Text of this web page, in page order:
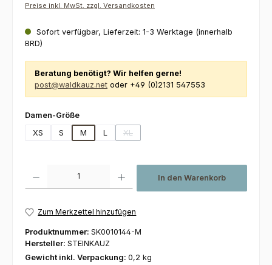
Preise inkl. MwSt. zzgl. Versandkosten
Sofort verfügbar, Lieferzeit: 1-3 Werktage (innerhalb
BRD)
Beratung benötigt? Wir helfen gerne!
post@waldkauz.net oder +49 (0)2131 547553
Damen-Größeauswählen
XS
S M L XL
(Diese Option ist zurzeit nicht verfügbar.)
In den Warenkorb
Zum Merkzettel hinzufügen
Produktnummer: SK0010144-M
Hersteller: STEINKAUZ
Gewicht inkl. Verpackung: 0,2 kg